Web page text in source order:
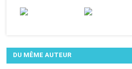
DU MÊME AUTEUR